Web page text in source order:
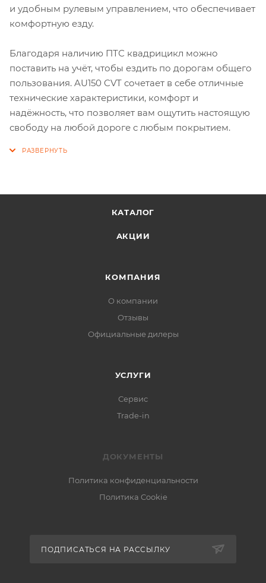
и удобным рулевым управлением, что обеспечивает
комфортную езду.
Благодаря наличию ПТС квадрицикл можно
поставить на учёт, чтобы ездить по дорогам общего
пользования. AU150 CVT сочетает в себе отличные
технические характеристики, комфорт и
надёжность, что позволяет вам ощутить настоящую
свободу на любой дороге с любым покрытием.
КАТАЛОГ
АКЦИИ
КОМПАНИЯ
О компании
Отзывы
Официальные дилеры
УСЛУГИ
Сервис
Trade-in
ДОКУМЕНТЫ
Политика конфиденциальности
Политика Cookie
ПОДПИСАТЬСЯ НА РАССЫЛКУ